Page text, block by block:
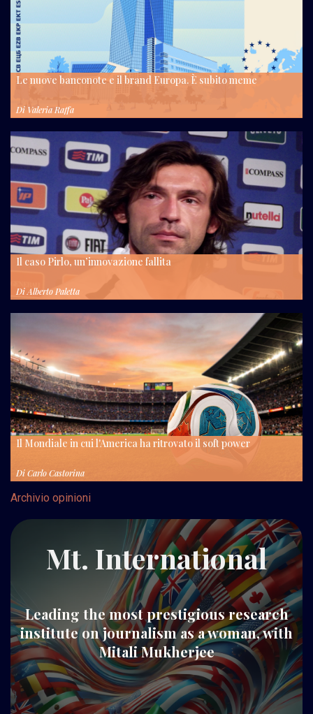
Le nuove banconote e il brand Europa. È subito meme
Di Valeria Raffa
Il caso Pirlo, un’innovazione fallita
DiAlberto Paletta
Il Mondiale in cui l'America ha ritrovato il soft power
DiCarlo Castorina
Archivio opinioni
Mt. International
Leading the most prestigious research
institute on journalism as a woman, with
Mitali Mukherjee